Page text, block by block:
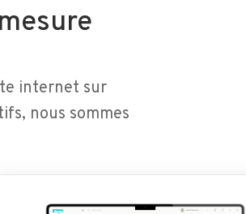
internet sur
nous sommes